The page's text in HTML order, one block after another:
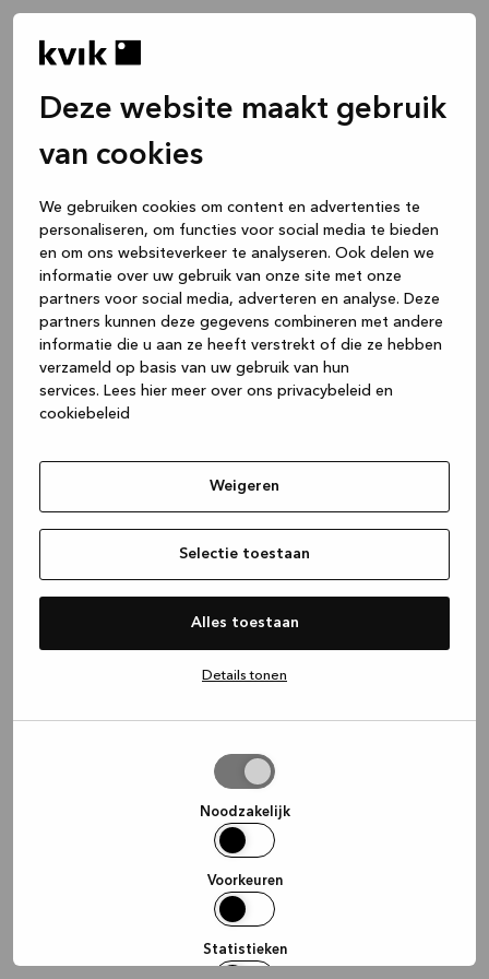
Deze website maakt gebruik
van cookies
We gebruiken cookies om content en advertenties te
personaliseren, om functies voor social media te bieden
en om ons websiteverkeer te analyseren. Ook delen we
informatie over uw gebruik van onze site met onze
partners voor social media, adverteren en analyse. Deze
partners kunnen deze gegevens combineren met andere
informatie die u aan ze heeft verstrekt of die ze hebben
verzameld op basis van uw gebruik van hun
services. Lees hier meer over ons privacybeleid en
cookiebeleid
Weigeren
Selectie toestaan
Alles toestaan
Details tonen
Noodzakelijk
Voorkeuren
Statistieken
(see the browser console for more
information).